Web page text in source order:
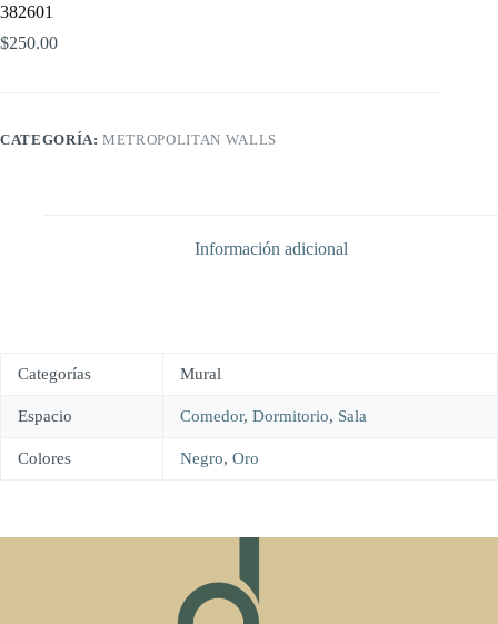
382601
$250.00
CATEGORÍA:METROPOLITAN WALLS
Información adicional
Categorías Mural
Espacio Comedor, Dormitorio, Sala
Colores Negro, Oro